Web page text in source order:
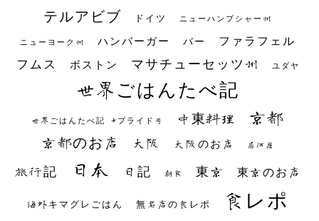
テルアビブ ドイツ ニューハンプシャー州
ニューヨーク州 ハンバーガー バー ファラフェル
フムス ボストン マサチューセッツ州 ユダヤ
世界ごはんたべ記
世界ごはんたべ記 #プライド号 中東料理 京都
京都のお店 大阪 大阪のお店 居酒屋
旅行記 日本 日記 朝食 東京 東京のお店
海外キマグレごはん 無名店の食レポ 食レポ